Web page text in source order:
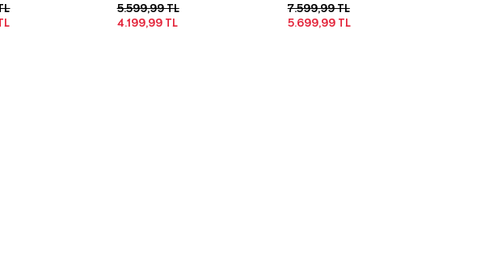
4.199,99 TL
5.599,99 TL
5.699,99 TL
7.599,99 TL